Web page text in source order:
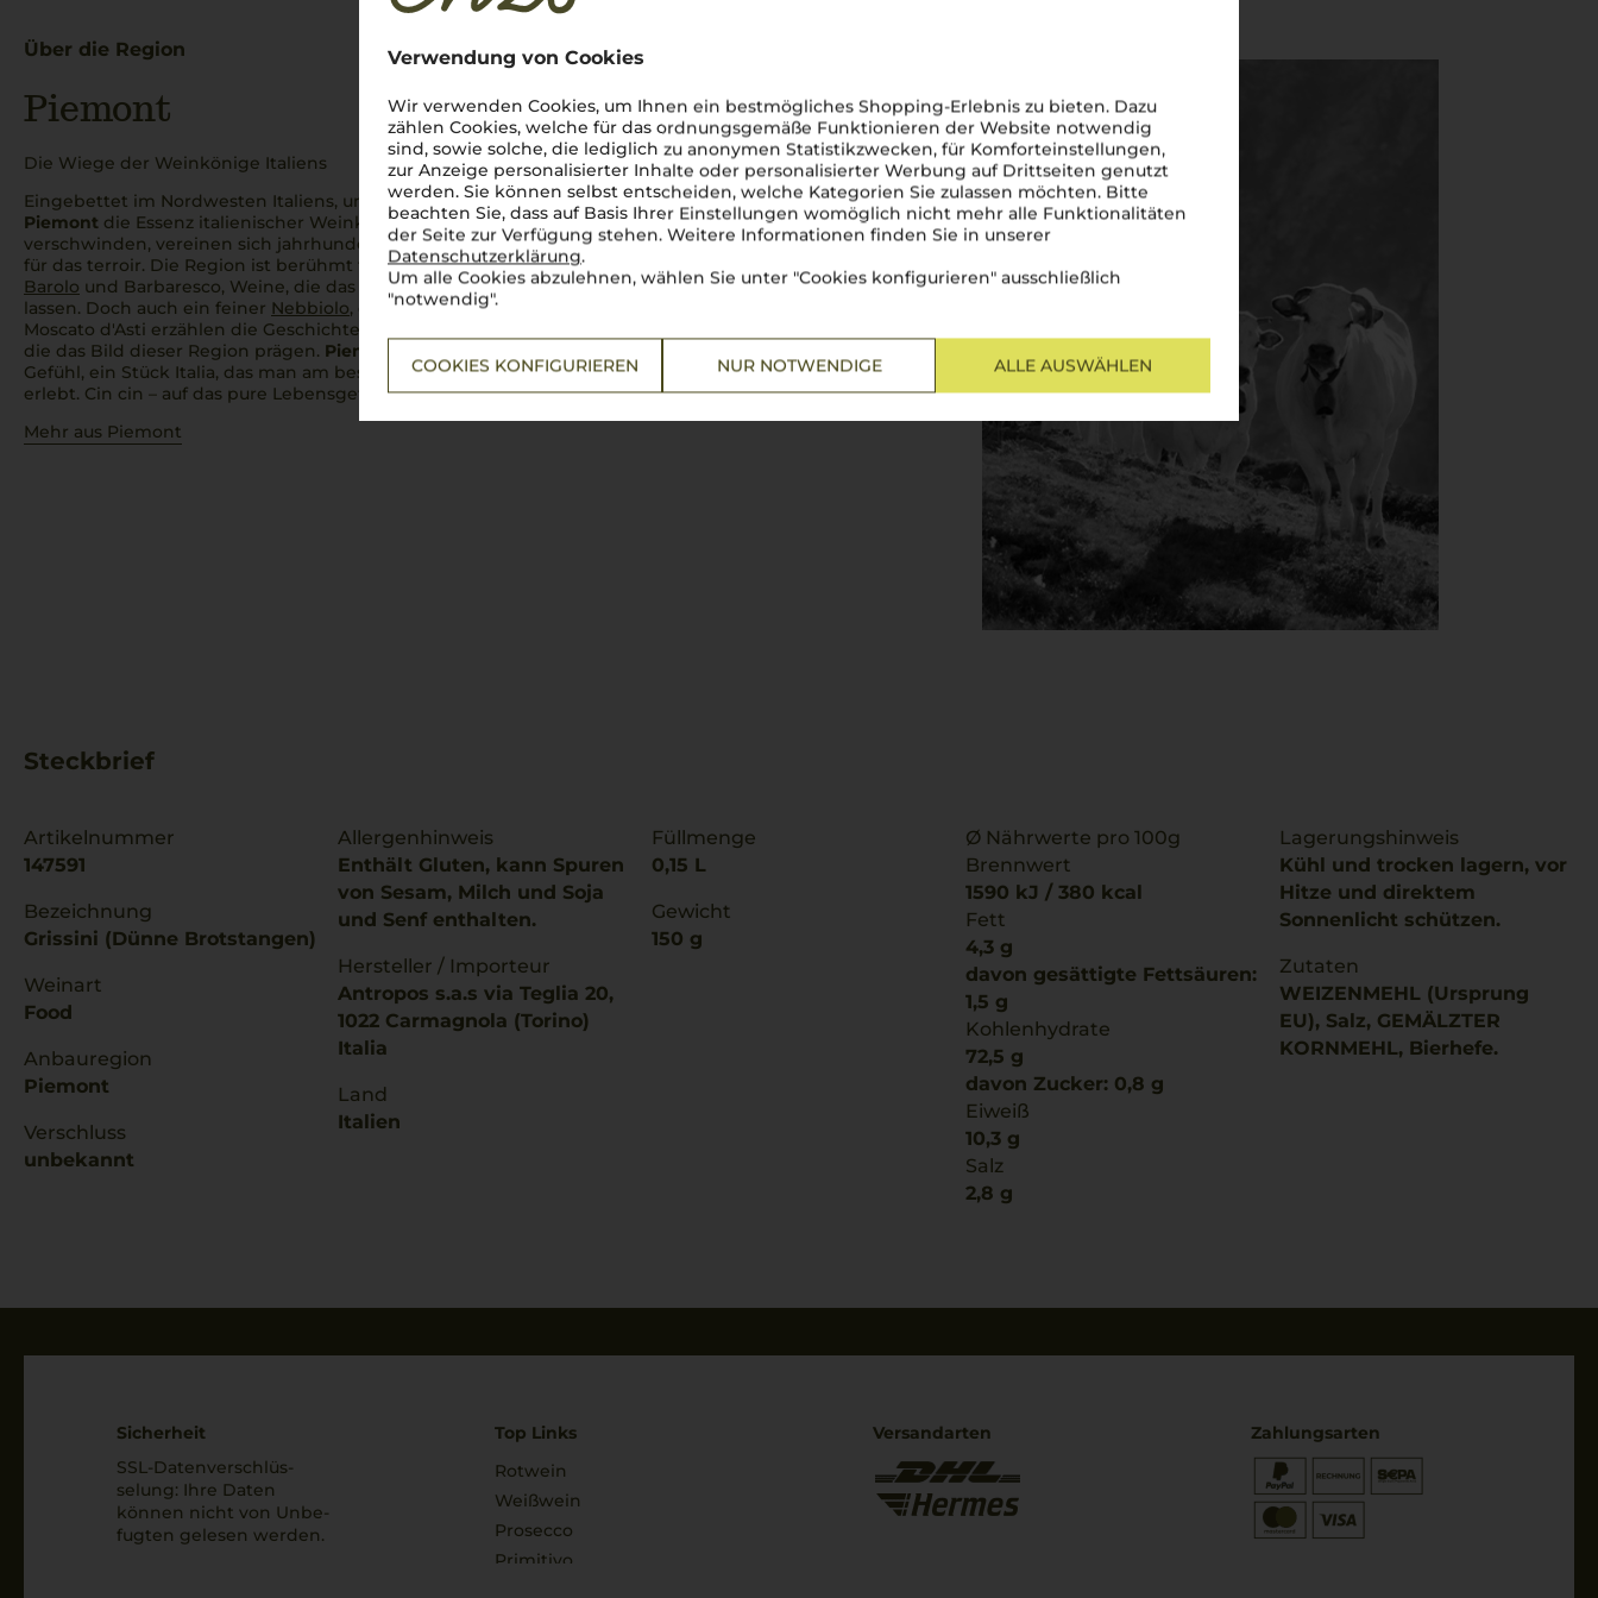
Verwendung von Cookies
Wir verwenden Cookies, um Ihnen ein bestmögliches Shopping-Erlebnis zu bieten. Dazu
zählen Cookies, welche für das ordnungsgemäße Funktionieren der Website notwendig
sind, sowie solche, die lediglich zu anonymen Statistikzwecken, für Komforteinstellungen,
zur Anzeige personalisierter Inhalte oder personalisierter Werbung auf Drittseiten genutzt
werden. Sie können selbst entscheiden, welche Kategorien Sie zulassen möchten. Bitte
beachten Sie, dass auf Basis Ihrer Einstellungen womöglich nicht mehr alle Funktionalitäten
der Seite zur Verfügung stehen. Weitere Informationen finden Sie in unserer
Datenschutzerklärung.
Um alle Cookies abzulehnen, wählen Sie unter "Cookies konfigurieren" ausschließlich
"notwendig".
COOKIES KONFIGURIEREN NUR NOTWENDIGE ALLE AUSWÄHLEN
Über die Region
Piemont
Die Wiege der Weinkönige Italiens
Eingebettet im Nordwesten Italiens, umrahmt von den majestätischenAlpi , verkörpert
Piemont die Essenz italienischer Weinkultur. Hier, wo die sanftencollineim Herbstnebel
verschwinden, vereinen sich jahrhundertealte Handwerkskunst und tiefes Verständnis
für das terroir. Die Region ist berühmt für ihre „Könige und Königinnen“ des Weins:
Barolo und Barbaresco, Weine, die das Herz eines jeden Weinliebhabers höher schlagen
lassen. Doch auch ein feiner Nebbiolo, ein geschmeidiger
Moscato d'Asti erzählen die Geschichten der steilen Weinberge und malerischen
die das Bild dieser Region prägen. Piemonte
Gefühl, ein Stück Italia, das man am besten mit einem Glasvino piemontese
in der Hand
erlebt. Cin cin – auf das pure Lebensgefühl desPiemont!
Mehr aus Piemont
Steckbrief
Artikelnummer
147591
Bezeichnung
Grissini (Dünne Brotstangen)
Weinart
Food
Anbauregion
Piemont
Verschluss
unbekannt
Allergenhinweis
Enthält Gluten, kann Spuren
von Sesam, Milch und Soja
und Senf enthalten.
Hersteller / Importeur
Antropos s.a.s via Teglia 20,
1022 Carmagnola (Torino)
Italia
Land
Italien
Füllmenge
0,15 L
Gewicht
150 g
Ø Nährwerte pro 100g
Brennwert
1590 kJ / 380 kcal
Fett
4,3 g
davon gesättigte Fettsäuren:
1,5 g
Kohlenhydrate
72,5 g
davon Zucker: 0,8 g
Eiweiß
10,3 g
Salz
2,8 g
Lagerungshinweis
Kühl und trocken lagern, vor
Hitze und direktem
Sonnenlicht schützen.
Zutaten
WEIZENMEHL (Ursprung
EU), Salz, GEMÄLZTER
KORNMEHL, Bierhefe.
Sicherheit
SSL-Daten­verschlüs­
selung: Ihre Daten
können nicht von Unbe­
fugten gelesen werden.
Top Links
Rotwein
Weißwein
Prosecco
Primitivo
Versandarten Zahlungsarten